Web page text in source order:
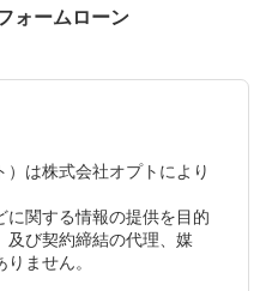
ォームローン
は株式会社オプトにより
に関する情報の提供を目的
及び契約締結の代理、媒
ません。